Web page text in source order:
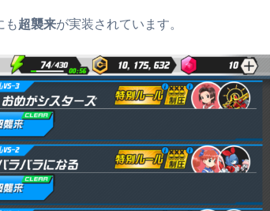
も超襲来が実装されています。